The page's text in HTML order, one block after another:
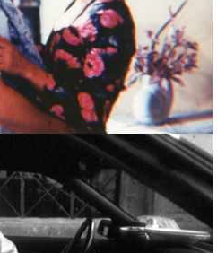
TOMADA DE INTERNET